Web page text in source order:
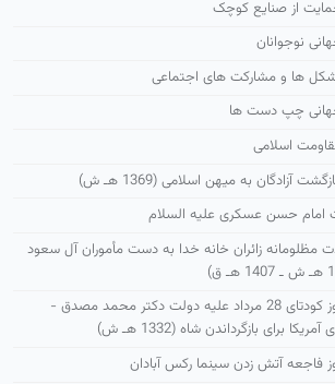
از صنایع كوچک
نوجوانان
ها و مشاركت های اجتماعی
چپ دست ها
اسلامی
آزادگان به میهن اسلامی (1369 هـ ش)
امام حسن عسکری علیه السلام
مظلومانه زائران خانه خدا به دست مأموران آل سعود
سالروز کودتای 28 مرداد علیه دولت دکتر محمد مصدق -
برای بازگرداندن شاه (1332 هـ ش)
فاجعه آتش زدن سینما رکس آبادان